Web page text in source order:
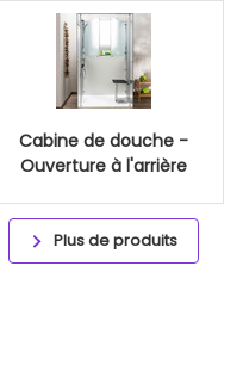
Cabine de douche -
Ouverture à l'arrière
Plus de produits